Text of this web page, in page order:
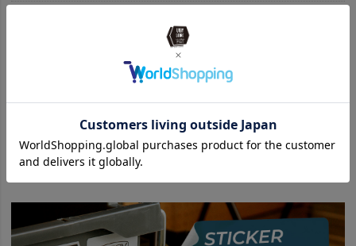
stickers ステッカーズ 商品一覧はこちら